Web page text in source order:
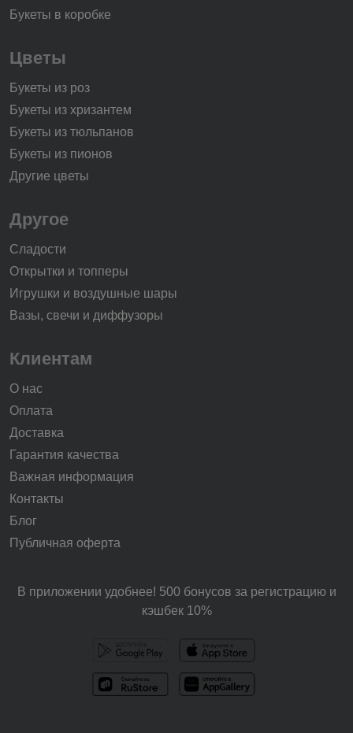
Букеты в коробке
Цветы
Букеты из роз
Букеты из хризантем
Букеты из тюльпанов
Букеты из пионов
Другие цветы
Другое
Сладости
Открытки и топперы
Игрушки и воздушные шары
Вазы, свечи и диффузоры
Клиентам
О нас
Оплата
Доставка
Гарантия качества
Важная информация
Контакты
Блог
Публичная оферта
В приложении удобнее! 500 бонусов за регистрацию и
кэшбек 10%